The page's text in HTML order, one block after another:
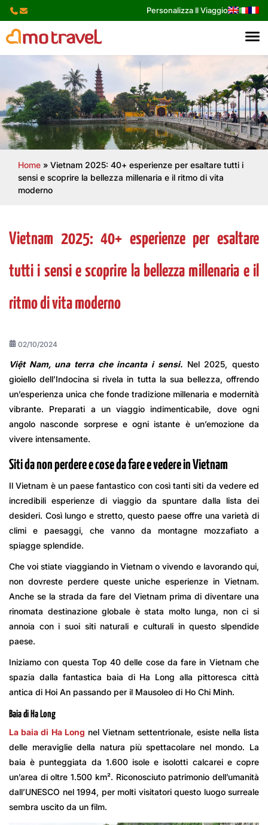
Skip
content
Personalizza Il Viaggio
Home » Vietnam 2025: 40+ esperienze per esaltare tutti i
sensi e scoprire la bellezza millenaria e il ritmo di vita
moderno
Vietnam 2025: 40+ esperienze per esaltare
tutti i sensi e scoprire la bellezza millenaria e il
ritmo di vita moderno
02/10/2024
Việt Nam, una terra che incanta i sensi.Nel 2025, questo
gioiello dell’Indocina si rivela in tutta la sua bellezza, offrendo
un’esperienza unica che fonde tradizione millenaria e modernità
vibrante. Preparati a un viaggio indimenticabile, dove ogni
angolo nasconde sorprese e ogni istante è un’emozione da
vivere intensamente.
Siti da non perdere e cose da fare e vedere in Vietnam
Il Vietnam è un paese fantastico con così tanti siti da vedere ed
incredibili esperienze di viaggio da spuntare dalla lista dei
desideri. Così lungo e stretto, questo paese offre una varietà di
climi e paesaggi, che vanno da montagne mozzafiato a
spiagge splendide.
Che voi stiate viaggiando in Vietnam o vivendo e lavorando qui,
non dovreste perdere queste uniche esperienze in Vietnam.
Anche se la strada da fare del Vietnam prima di diventare una
rinomata destinazione globale è stata molto lunga, non ci si
annoia con i suoi siti naturali e culturali in questo slpendide
paese.
Iniziamo con questa Top 40 delle cose da fare in Vietnam che
spazia dalla fantastica baia di Ha Long alla pittoresca città
antica di Hoi An passando per il Mausoleo di Ho Chi Minh.
Baia di Ha Long
La baia di Ha Long nel Vietnam settentrionale, esiste nella lista
delle meraviglie della natura più spettacolare nel mondo. La
baia è punteggiata da 1.600 isole e isolotti calcarei e copre
un’area di oltre 1.500 km². Riconosciuto patrimonio dell’umanità
dall’UNESCO nel 1994, per molti visitatori questo luogo surreale
sembra uscito da un film.